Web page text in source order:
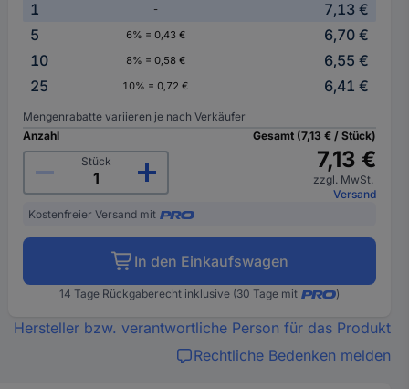
1 -
7,13 €
5
6% = 0,43 €
6,70 €
10
8% = 0,58 €
6,55 €
25
10% = 0,72 € 6,41 €
Mengenrabatte variieren je nach Verkäufer
Anzahl
Stück
Gesamt (7,13 € / Stück)
7,13 €
zzgl. MwSt.
Versand
Kostenfreier Versand mit
In den Einkaufswagen
14 Tage Rückgaberecht inklusive (30 Tage mit )
Hersteller bzw. verantwortliche Person für das Produkt
Rechtliche Bedenken melden